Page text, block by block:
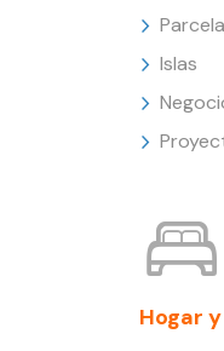
Islas
Hogar